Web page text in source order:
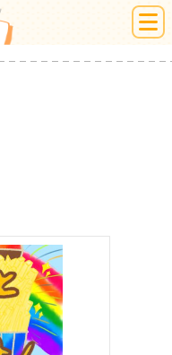
絵本ひろば